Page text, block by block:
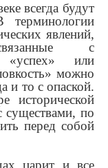
всегда будут
явлений,
с
«успех» или
можно
и то с опаской.
исторической
существами, по
перед собой